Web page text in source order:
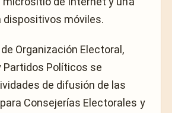
dispositivos móviles.
Organización Electoral,
Partidos Políticos se
de difusión de las
Consejerías Electorales y